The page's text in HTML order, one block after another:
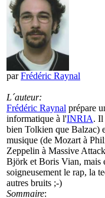
parFrédéric Raynal
L´auteur:
Frédéric Raynal prépare
informatique à l'INRIA. Il
bien Tolkien que Balzac)
musique (de Mozart à
Zeppelin à Massive
Björk et Boris Vian, mais
soigneusement le rap, la
autres bruits ;-)
Sommaire: